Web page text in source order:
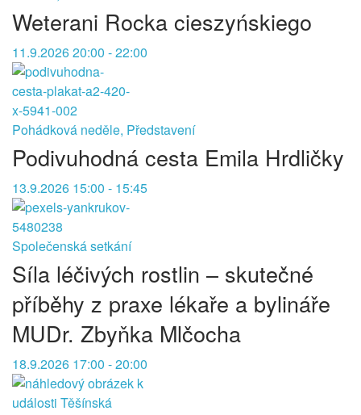
Weterani Rocka cieszyńskiego
11.9.2026 20:00 - 22:00
Pohádková neděle, Představení
Podivuhodná cesta Emila Hrdličky
13.9.2026 15:00 - 15:45
Společenská setkání
Síla léčivých rostlin – skutečné
příběhy z praxe lékaře a bylináře
MUDr. Zbyňka Mlčocha
18.9.2026 17:00 - 20:00